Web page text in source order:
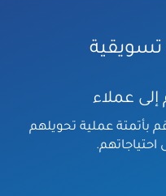
تسويقية
عملاء
بأتمتة عملية تحويلهم